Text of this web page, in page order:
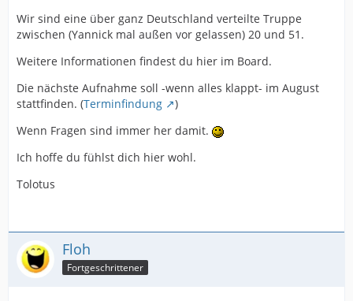
Wir sind eine über ganz Deutschland verteilte Truppe
zwischen (Yannick mal außen vor gelassen) 20 und 51.
Weitere Informationen findest du hier im Board.
Die nächste Aufnahme soll -wenn alles klappt- im August
stattfinden. (Terminfindung
)
Wenn Fragen sind immer her damit.
Ich hoffe du fühlst dich hier wohl.
Tolotus
Floh
Fortgeschrittener